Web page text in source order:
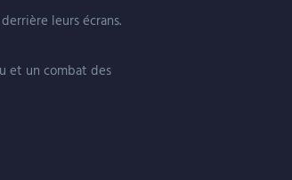
leurs écrans.
et un combat des